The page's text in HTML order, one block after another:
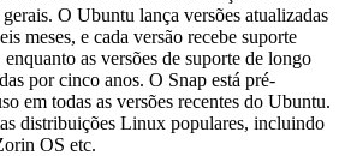
O Ubuntu lança versões atualizadas
meses, e cada versão recebe suporte
as versões de suporte de longo
por cinco anos. O Snap está pré-
em todas as versões recentes do Ubuntu.
distribuições Linux populares, incluindo
OS etc.